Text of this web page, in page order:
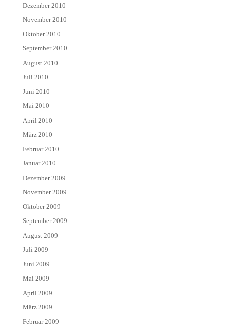
Dezember 2010
November 2010
Oktober 2010
September 2010
August 2010
Juli 2010
Juni 2010
Mai 2010
April 2010
März 2010
Februar 2010
Januar 2010
Dezember 2009
November 2009
Oktober 2009
September 2009
August 2009
Juli 2009
Juni 2009
Mai 2009
April 2009
März 2009
Februar 2009